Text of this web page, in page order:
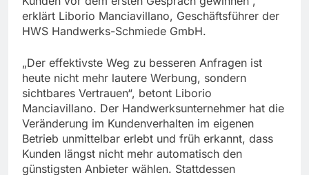
erklärt Liborio Manciavillano, Geschäftsführer der
HWS Handwerks-Schmiede GmbH.
„Der effektivste Weg zu besseren Anfragen ist
heute nicht mehr lautere Werbung, sondern
sichtbares Vertrauen“, betont Liborio
Manciavillano. Der Handwerksunternehmer hat die
Veränderung im Kundenverhalten im eigenen
Betrieb unmittelbar erlebt und früh erkannt, dass
Kunden längst nicht mehr automatisch den
günstigsten Anbieter wählen. Stattdessen